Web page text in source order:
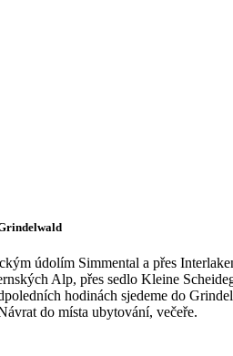
údolím Simmental a přes
Alp, přes sedlo Kleine
hodinách sjedeme do
do místa ubytování, večeře.